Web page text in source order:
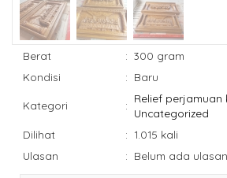
Berat : 300 gram
Kondisi
: Baru
Kategori :
Relief perjamuan
Uncategorized
Dilihat
: 1.015 kali
Ulasan
: Belum ada ulasan